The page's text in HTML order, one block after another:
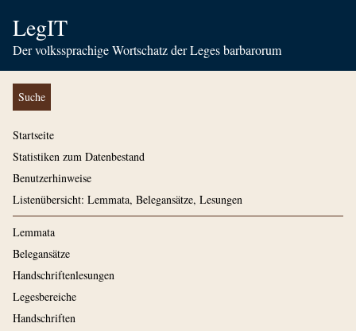
LegIT
Der volkssprachige Wortschatz der Leges barbarorum
Suche
Startseite
Statistiken zum Datenbestand
Benutzerhinweise
Listenübersicht: Lemmata, Belegansätze, Lesungen
Lemmata
Belegansätze
Handschriftenlesungen
Legesbereiche
Handschriften